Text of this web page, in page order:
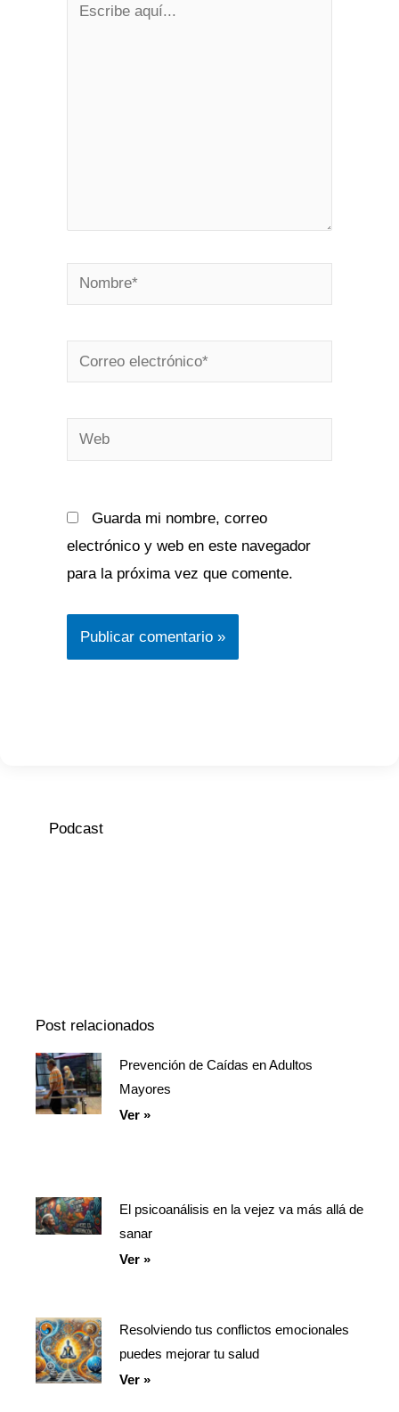
Nombre*
Correo
electrónico*
Web
Guarda mi nombre, correo
electrónico y web en este navegador
para la próxima vez que comente.
Podcast
Pódcast
Post relacionados
Prevención de Caídas en Adultos
Mayores
Ver »
El psicoanálisis en la vejez va más allá de
sanar
Ver »
Resolviendo tus conflictos emocionales
puedes mejorar tu salud
Ver »
PáginaPáginaPágina